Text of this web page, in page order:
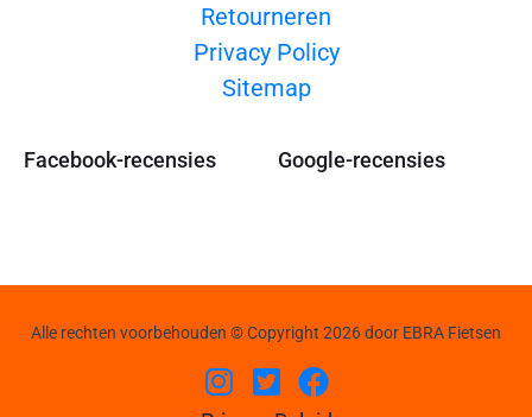
Retourneren
Privacy Policy
Sitemap
Facebook-recensies Google-recensies
Alle rechten voorbehouden © Copyright 2026 door EBRA Fietsen